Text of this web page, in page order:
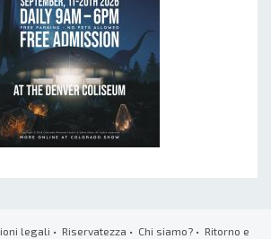
legali • Riservatezza • Chi siamo?• Ritorno e